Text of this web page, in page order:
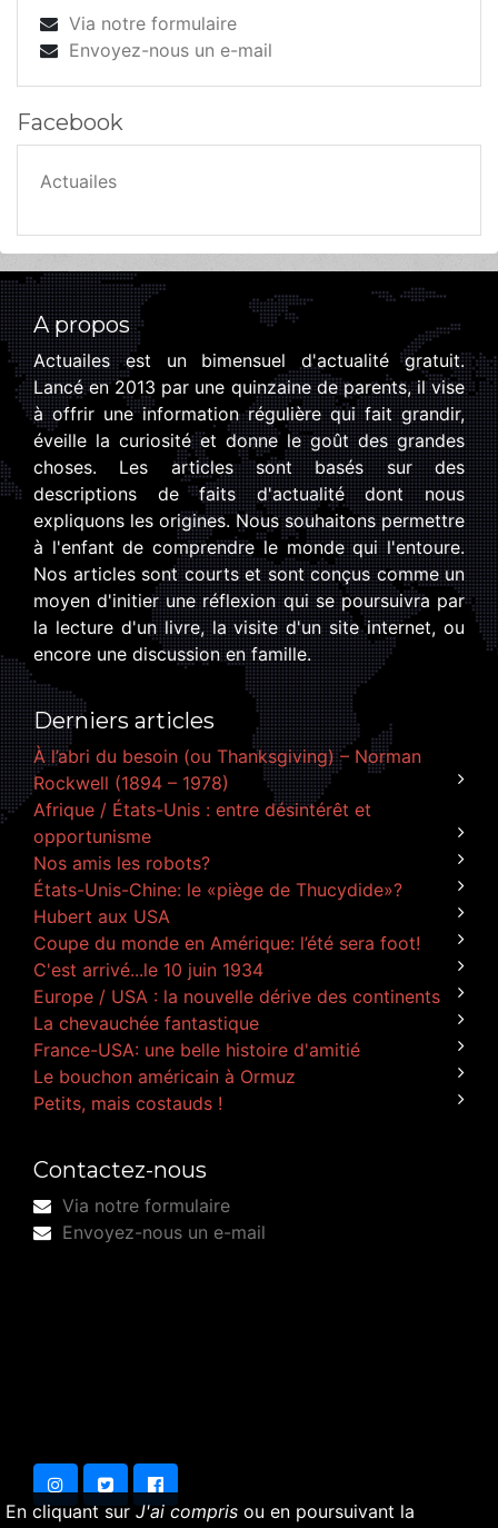
En cliquant sur J'ai compris ou en poursuivant la
Via notre formulaire
Envoyez-nous un e-mail
Facebook
Actuailes
A propos
Actuailes est un bimensuel d'actualité gratuit.
Lancé en 2013 par une quinzaine de parents, il vise
à offrir une information régulière qui fait grandir,
éveille la curiosité et donne le goût des grandes
choses. Les articles sont basés sur des
descriptions de faits d'actualité dont nous
expliquons les origines. Nous souhaitons permettre
à l'enfant de comprendre le monde qui l'entoure.
Nos articles sont courts et sont conçus comme un
moyen d'initier une réflexion qui se poursuivra par
la lecture d'un livre, la visite d'un site internet, ou
encore une discussion en famille.
Derniers articles
À l’abri du besoin (ou Thanksgiving) – Norman
Rockwell (1894 – 1978)
Afrique / États-Unis : entre désintérêt et
opportunisme
Nos amis les robots?
États-Unis-Chine: le «piège de Thucydide»?
Hubert aux USA
Coupe du monde en Amérique: l’été sera foot!
C'est arrivé...le 10 juin 1934
Europe / USA : la nouvelle dérive des continents
La chevauchée fantastique
France-USA: une belle histoire d'amitié
Le bouchon américain à Ormuz
Petits, mais costauds !
Contactez-nous
Via notre formulaire
Envoyez-nous un e-mail